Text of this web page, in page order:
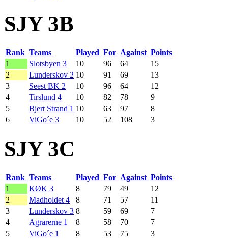
SJY 3B
Rank Teams Played For Against Points
1
Slotsbyen 3 10 96 64
15
2
Lunderskov 2 10 91 69
13
3
Seest BK 2 10 96 64
12
4
Tirslund 4 10 82 78
9
5
Bjert Strand 1 10 63 97
8
6
ViGo´e 3 10 52 108 3
SJY 3C
Rank Teams Played For Against Points
1
KØK 3 8 79 49
12
2
Madholdet 4 8 71 57
11
3
Lunderskov 3 8 59 69
7
4
Agrarerne 1 8 58 70
7
5
ViGo´e 1 8 53 75 3